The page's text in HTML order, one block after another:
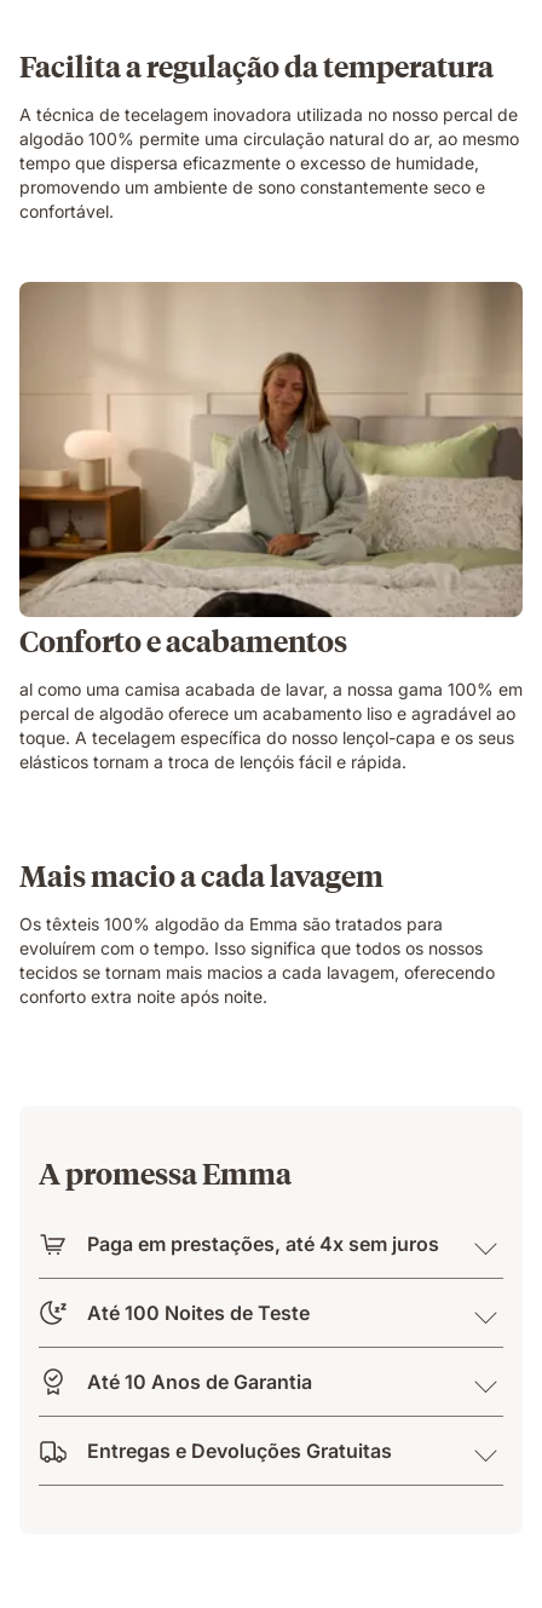
Facilita a regulação da temperatura
A técnica de tecelagem inovadora utilizada no nosso percal de
algodão 100% permite uma circulação natural do ar, ao mesmo
tempo que dispersa eficazmente o excesso de humidade,
promovendo um ambiente de sono constantemente seco e
confortável.
Conforto e acabamentos
al como uma camisa acabada de lavar, a nossa gama 100% em
percal de algodão oferece um acabamento liso e agradável ao
toque. A tecelagem específica do nosso lençol-capa e os seus
elásticos tornam a troca de lençóis fácil e rápida.
Mais macio a cada lavagem
Os têxteis 100% algodão da Emma são tratados para
evoluírem com o tempo. Isso significa que todos os nossos
tecidos se tornam mais macios a cada lavagem, oferecendo
conforto extra noite após noite.
A promessa Emma
Paga em prestações, até 4x sem juros
Até 100 Noites de Teste
Até 10 Anos de Garantia
Entregas e Devoluções Gratuitas